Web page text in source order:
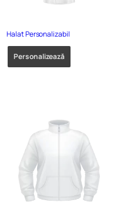
Halat Personalizabil
Personalizează